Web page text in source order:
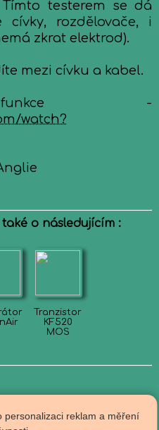
testerem se dá
cívky, rozdělovače, i
zkrat elektrod).
mezi cívku a kabel.
-
watch?
o následujícím :
Tranzistor
KF520
MOS
personalizaci reklam a měření